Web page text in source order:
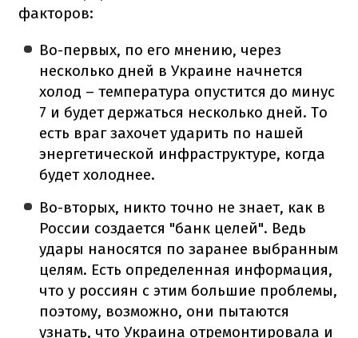
факторов:
Во-первых, по его мнению, через
несколько дней в Украине начнется
холод – температура опустится до минус
7 и будет держаться несколько дней. То
есть враг захочет ударить по нашей
энергетической инфраструктуре, когда
будет холоднее.
Во-вторых, никто точно не знает, как в
России создается "банк целей". Ведь
удары наносятся по заранее выбранным
целям. Есть определенная информация,
что у россиян с этим большие проблемы,
поэтому, возможно, они пытаются
узнать, что Украина отремонтировала и